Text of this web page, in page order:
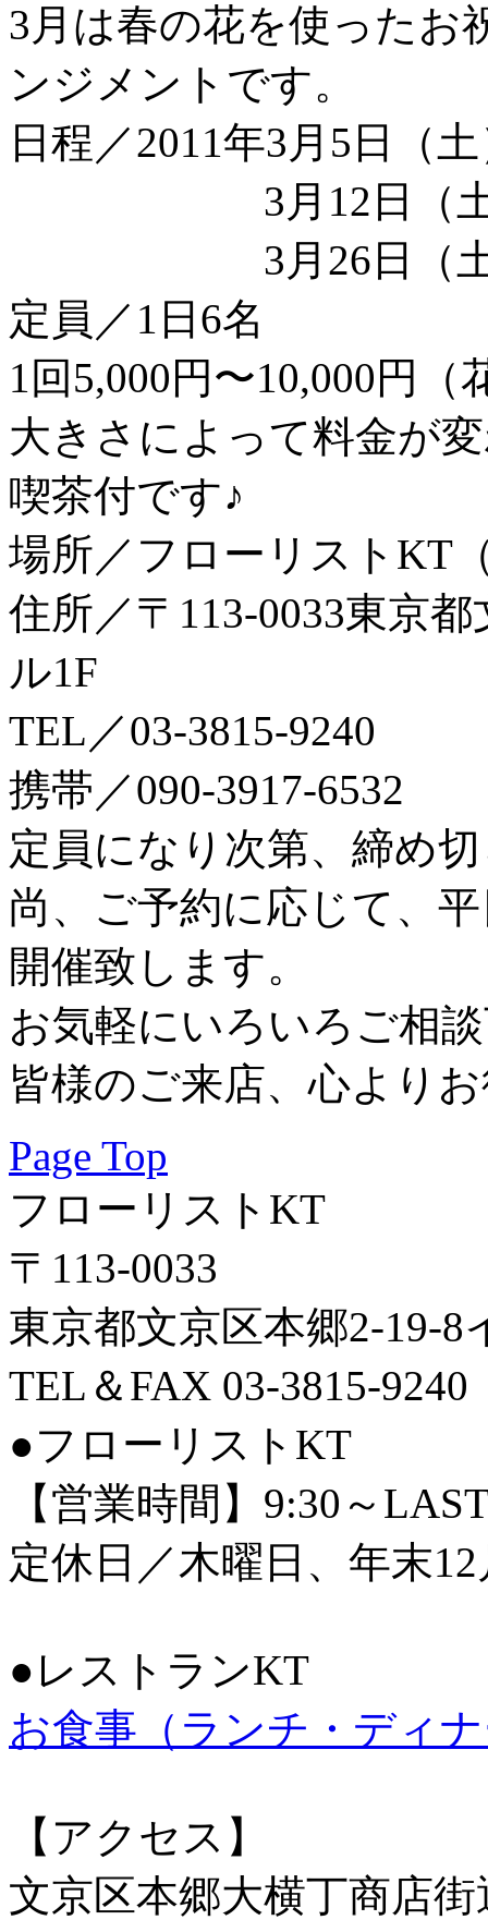
3月は春の花を使ったお
ンジメントです。
日程／2011年3月5日（
3月12日（土）
3月26日（土）
定員／1日6名
1回5,000円〜10,000円（
大きさによって料金が
喫茶付です♪
場所／フローリストKT
住所／〒113-0033東京
ル1F
TEL／03‐3815‐9240
携帯／090-3917-6532
定員になり次第、締め
尚、ご予約に応じて、
開催致します。
お気軽にいろいろご相
皆様のご来店、心より
Page Top
フローリストKT
〒113-0033
東京都文京区本郷2-19-8
TEL＆FAX 03-3815-9240
●フローリストKT
【営業時間】9:30～
定休日／木曜日、年末
●レストランKT
お食事（ランチ・ディ
【アクセス】
文京区本郷大横丁商店